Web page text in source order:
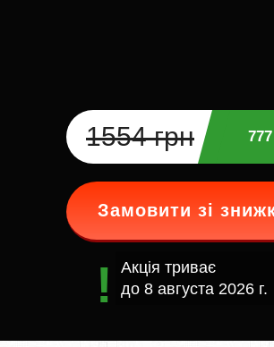
1554 грн
Замовити зі
Акція триває
до 8 августа 2026 г.